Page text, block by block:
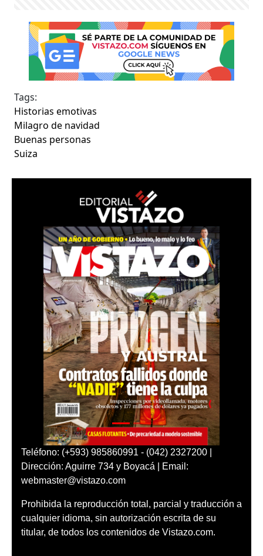
Tags:
Historias emotivas
Milagro de navidad
Buenas personas
Suiza
Teléfono: (+593) 985860991 - (042) 2327200 |
Dirección: Aguirre 734 y Boyacá | Email:
webmaster@vistazo.com
Prohibida la reproducción total, parcial y traducción a
cualquier idioma, sin autorización escrita de su
titular, de todos los contenidos de Vistazo.com.